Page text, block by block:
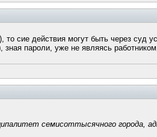
сие действия могут быть через суд
пароли, уже не являясь
семисоттысячного города,